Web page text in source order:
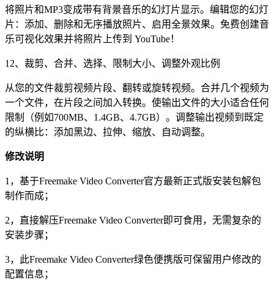
将照片和MP3变成带有背景音乐的幻灯片显示。编辑您的幻灯
片：添加、删除和无序播放照片、启用全景效果。免费创建音
乐可视化效果并将照片上传到 YouTube！
12、裁剪、合并、选择、限制大小、调整外观比例
从您的文件裁剪视频片段、翻转或旋转视频。合并几个视频为
一个文件，在片段之间加入转换。使输出文件的大小适合任何
限制（例如700MB、1.4GB、4.7GB）。调整输出视频到既定
的纵横比：添加黑边、拉伸、缩放、自动调整。
修改说明
1，基于Freemake Video Converter官方最新正式版安装包解包
制作而成；
2，直接解压Freemake Video Converter即可食用，无需复杂的
安装步骤；
3，此Freemake Video Converter绿色便携版可保留用户修改的
配置信息；